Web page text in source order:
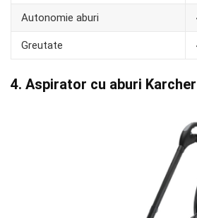
Autonomie aburi
Greutate
4. Aspirator cu aburi